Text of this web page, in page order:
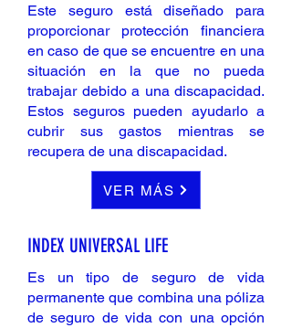
Este seguro está diseñado para
proporcionar protección financiera
en caso de que se encuentre en una
situación en la que no pueda
trabajar debido a una discapacidad.
Estos seguros pueden ayudarlo a
cubrir sus gastos mientras se
recupera de una discapacidad.
VER MÁS
INDEX UNIVERSAL LIFE
Es un tipo de seguro de vida
permanente que combina una póliza
de seguro de vida con una opción